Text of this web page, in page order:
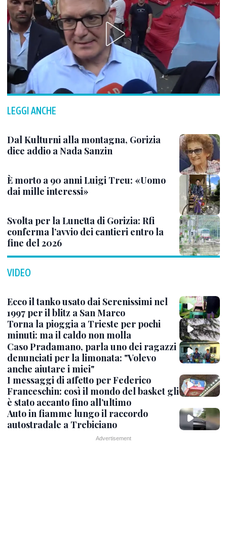
LEGGI ANCHE
Dal Kulturni alla montagna, Gorizia
dice addio a Nada Sanzin
È morto a 90 anni Luigi Treu: «Uomo
dai mille interessi»
Svolta per la Lunetta di Gorizia: Rfi
conferma l’avvio dei cantieri entro la
fine del 2026
VIDEO
Ecco il tanko usato dai Serenissimi nel
1997 per il blitz a San Marco
Torna la pioggia a Trieste per pochi
minuti: ma il caldo non molla
Caso Pradamano, parla uno dei ragazzi
denunciati per la limonata: "Volevo
anche aiutare i miei"
I messaggi di affetto per Federico
Franceschin: così il mondo del basket gli
è stato accanto fino all’ultimo
Auto in fiamme lungo il raccordo
autostradale a Trebiciano